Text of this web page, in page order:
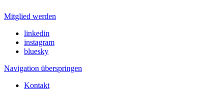
Mitglied werden
linkedin
instagram
bluesky
Navigation überspringen
Kontakt